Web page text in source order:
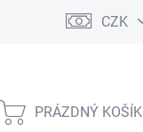
CZK
NÁKUPNÍ
PRÁZDNÝ KOŠÍK